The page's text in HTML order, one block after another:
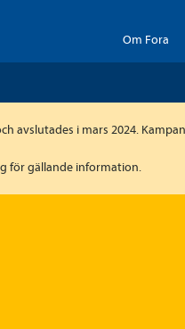
Om Fora
avslutades i mars 2024.
för gällande information.